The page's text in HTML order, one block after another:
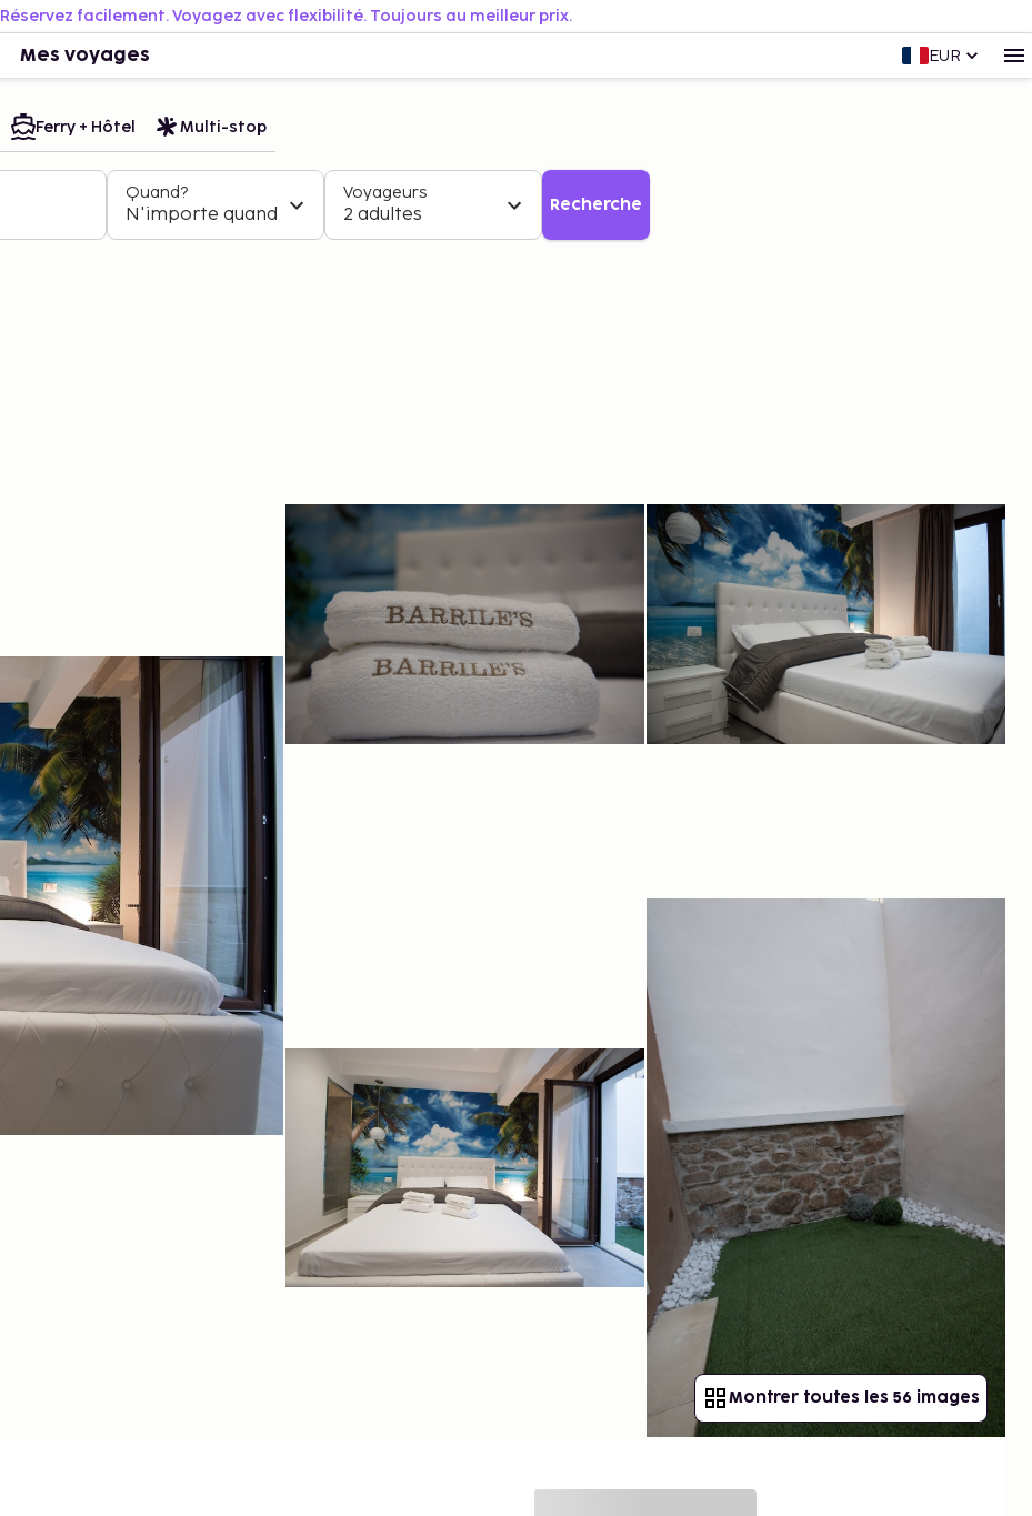
Réservez facilement. Voyagez avec flexibilité. Toujours au meilleur prix.
Mes voyages EUR
Ferry + Hôtel Multi-stop
Quand?
N'importe quand
Voyageurs
2 adultes Recherche
Montrer toutes les 56 images